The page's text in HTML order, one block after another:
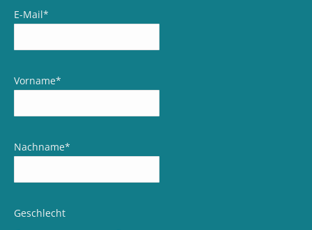
E-Mail*
Vorname*
Nachname*
Geschlecht